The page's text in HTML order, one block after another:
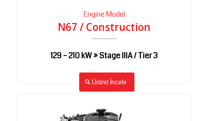
Engine Model
N67 / Construction
129 – 210 kW » Stage IIIA / Tier 3
Ürünü İncele